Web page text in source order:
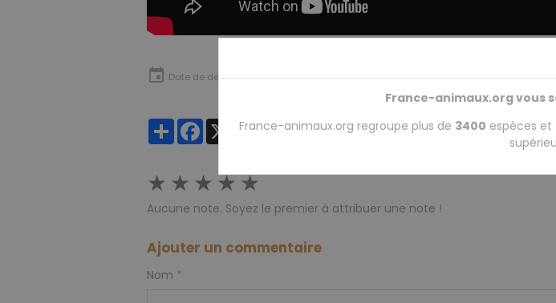
Date de dernière mise à jour : 02/07/2021
PartagerFacebook Email
★ ★ ★ ★★
Aucune note. Soyez le premier à attribuer une note !
Ajouter un commentaire
Nom
France-animaux.org vous
France-animaux.org regroupe plus de 3400 espèces et